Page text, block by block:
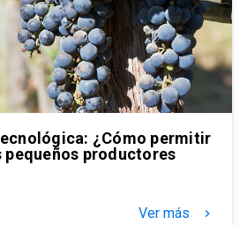
¿Cómo permitir
pequeños productores
Ver más keyboard_arrow_right